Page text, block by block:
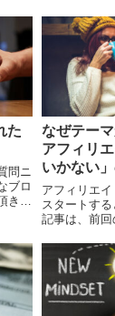
遅延
。一
ィリエイト
は、どのよ
た
問ニ
ブロ
きま
ジャ
なぜテーマ
アフィリ
いかない
アフィリエ
スタートす
記事は、前回
なので別の
したいと思
イトとでき